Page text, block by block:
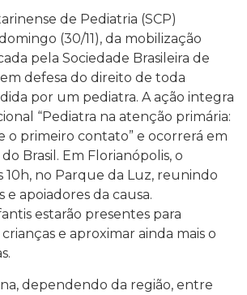
de Pediatria (SCP)
(30/11), da mobilização
pela Sociedade Brasileira de
em defesa do direito de toda
por um pediatra. A ação integra
“Pediatra na atenção primária:
o primeiro contato” e ocorrerá em
Brasil. Em Florianópolis, o
10h, no Parque da Luz, reunindo
e apoiadores da causa.
estarão presentes para
e aproximar ainda mais o
dependendo da região, entre